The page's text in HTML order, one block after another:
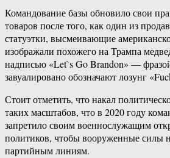
Командование базы обновило свои
товаров после того, как один из
статуэтки, высмеивающие
изображали похожего на Трампа
надписью «Let`s Go Brandon» —
завуалировано обозначают лозунг
Стоит отметить, что накал
таких масштабов, что в 2020 году
запретило своим военнослужащим
политиков, чтобы вооруженные силы
партийным линиям.